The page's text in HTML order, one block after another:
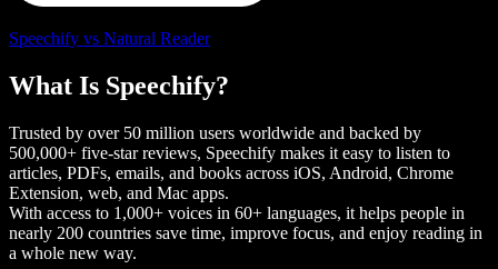
Speechify vs Natural Reader
What Is Speechify?
Trusted by over 50 million users worldwide and backed by
500,000+ five-star reviews, Speechify makes it easy to listen to
articles, PDFs, emails, and books across iOS, Android, Chrome
Extension, web, and Mac apps.
With access to 1,000+ voices in 60+ languages, it helps people in
nearly 200 countries save time, improve focus, and enjoy reading in
a whole new way.